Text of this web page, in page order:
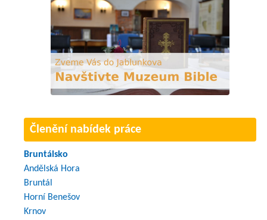
Členění nabídek práce
Bruntálsko
Andělská Hora
Bruntál
Horní Benešov
Krnov